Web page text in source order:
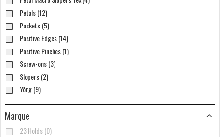
Petals (12)
Pockets (5)
Positive Edges (14)
Positive Pinches (1)
Screw-ons (3)
Slopers (2)
Yōng (9)
Marque
23 Holds (0)